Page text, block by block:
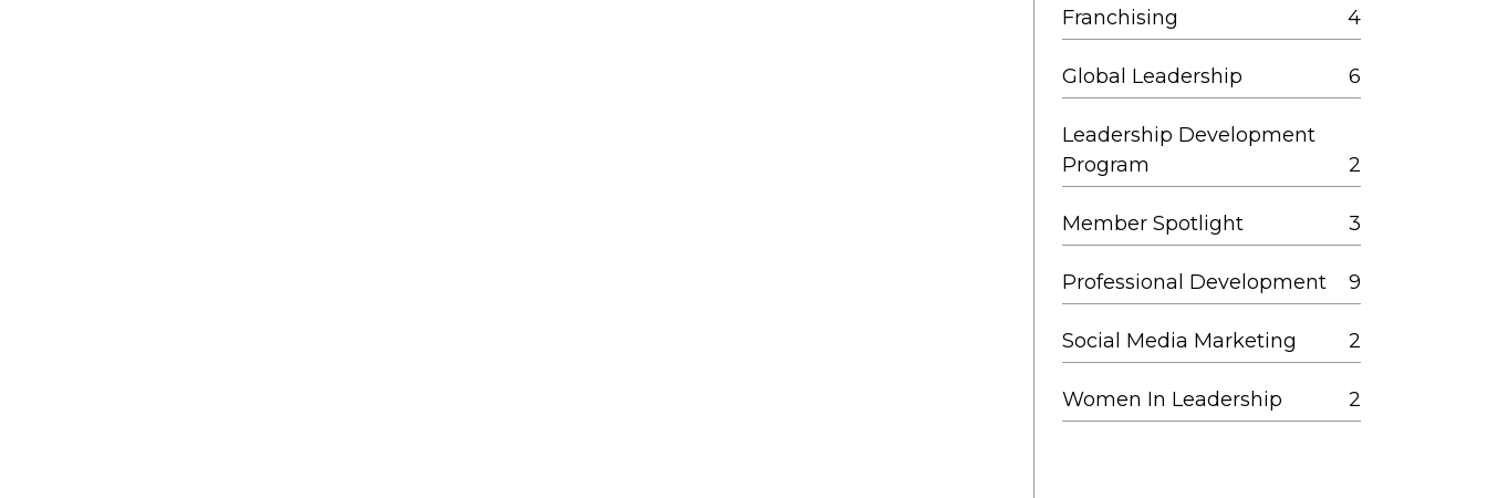
Franchising 4
Global Leadership 6
Leadership Development
Program
2
Member Spotlight 3
Professional Development 9
Social Media Marketing 2
Women In Leadership 2